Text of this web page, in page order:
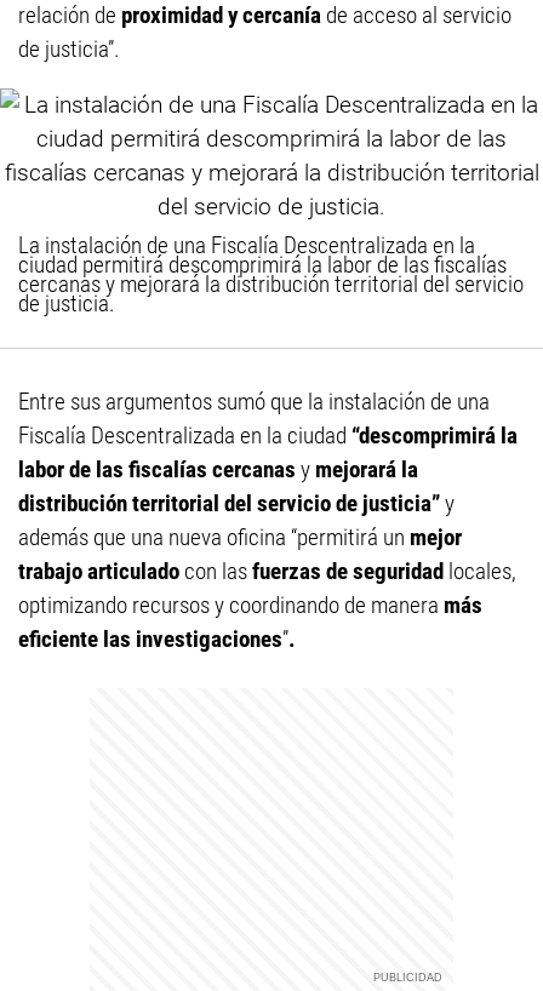
relación de proximidad y cercanía de acceso al servicio
de justicia”.
La instalación de una Fiscalía Descentralizada en la
ciudad permitirá descomprimirá la labor de las fiscalías
cercanas y mejorará la distribución territorial del servicio
de justicia.
Entre sus argumentos sumó que la instalación de una
Fiscalía Descentralizada en la ciudad “descomprimirá la
labor de las fiscalías cercanas y mejorará la
distribución territorial del servicio de justicia”y
además que una nueva oficina “permitirá un mejor
trabajo articulado con lasfuerzas de seguridad locales,
optimizando recursos y coordinando de manera más
eficiente las investigaciones”.